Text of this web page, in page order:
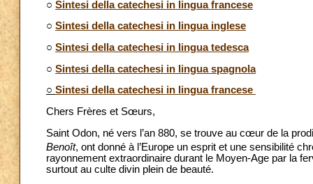
○ Sintesi della catechesi in lingua francese
○ Sintesi della catechesi in lingua inglese
○ Sintesi della catechesi in lingua tedesca
○ Sintesi della catechesi in lingua spagnola
○ Sintesi della catechesi in lingua francese
Chers Frères et Sœurs,
Saint Odon, né vers l’an 880, se trouve au cœur de la
Benoît, ont donné à l’Europe un esprit et une sensibilité
rayonnement extraordinaire durant le Moyen-Age par la
surtout au culte divin plein de beauté.